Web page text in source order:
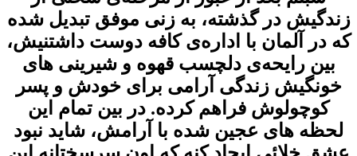
زندگیش در گذشته، به زنی موفق تبدیل شده
که در آلمان با اداره‌ی کافه دوست داشتنیش،
بین رایحه‌ی دلچسب قهوه و شیرینی های
خونگیش زندگی آرامی برای خودش و پسر
کوچولوش فراهم کرده. در بین تمام این
لحظه های عجین شده با آرامش، شاید نبود